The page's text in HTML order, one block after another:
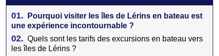
01.
Pourquoi visiter les îles de Lérins en bateau est
une expérience incontournable ?
02. Quels sont les tarifs des excursions en bateau vers
les îles de Lérins ?